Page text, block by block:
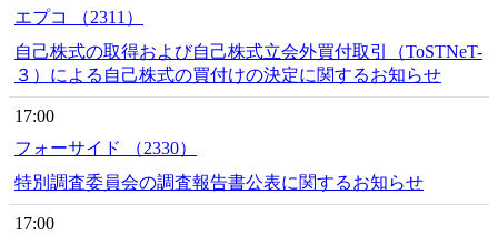
エプコ （2311）
自己株式の取得および自己株式立会外買付取引（ToSTNeT-
３）による自己株式の買付けの決定に関するお知らせ
17:00
フォーサイド （2330）
特別調査委員会の調査報告書公表に関するお知らせ
17:00